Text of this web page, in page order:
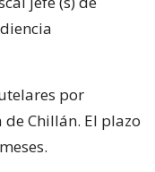
por
Chillán. El plazo